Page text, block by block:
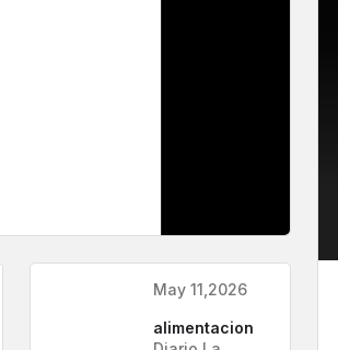
May 11,2026
alimentacion